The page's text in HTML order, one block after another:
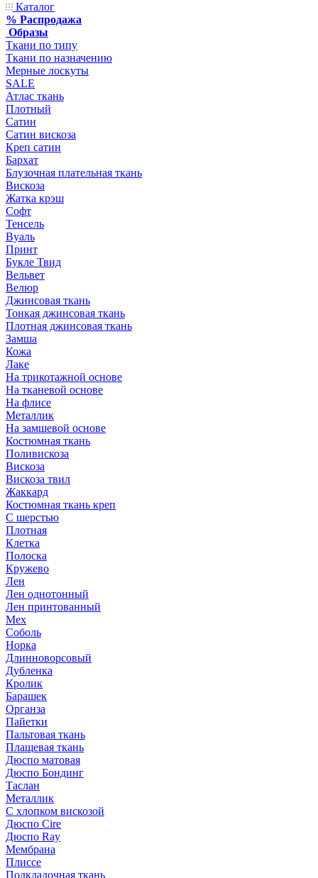
Каталог
% Распродажа
Образы
Ткани по типу
Ткани по назначению
Мерные лоскуты
SALE
Атлас ткань
Плотный
Сатин
Сатин вискоза
Креп сатин
Бархат
Блузочная плательная ткань
Вискоза
Жатка крэш
Софт
Тенсель
Вуаль
Принт
Букле Твид
Вельвет
Велюр
Джинсовая ткань
Тонкая джинсовая ткань
Плотная джинсовая ткань
Замша
Кожа
Лаке
На трикотажной основе
На тканевой основе
На флисе
Металлик
На замшевой основе
Костюмная ткань
Поливискоза
Вискоза
Вискоза твил
Жаккард
Костюмная ткань креп
С шерстью
Плотная
Клетка
Полоска
Кружево
Лен
Лен однотонный
Лен принтованный
Мех
Соболь
Норка
Длинноворсовый
Дубленка
Кролик
Барашек
Органза
Пайетки
Пальтовая ткань
Плащевая ткань
Дюспо матовая
Дюспо Бондинг
Таслан
Металлик
С хлопком вискозой
Дюспо Cire
Дюспо Ray
Мембрана
Плиссе
Подкладочная ткань